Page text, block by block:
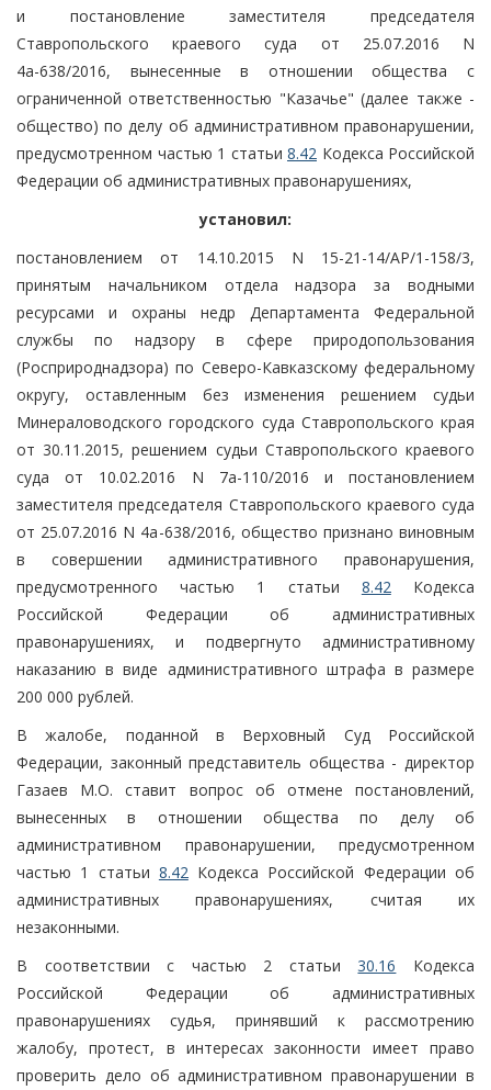
и постановление заместителя председателя
Ставропольского краевого суда от 25.07.2016 N
4а-638/2016, вынесенные в отношении общества с
ограниченной ответственностью "Казачье" (далее также -
общество) по делу об административном правонарушении,
предусмотренном частью 1 статьи 8.42 Кодекса Российской
Федерации об административных правонарушениях,
установил:
постановлением от 14.10.2015 N 15-21-14/АР/1-158/3,
принятым начальником отдела надзора за водными
ресурсами и охраны недр Департамента Федеральной
службы по надзору в сфере природопользования
(Росприроднадзора) по Северо-Кавказскому федеральному
округу, оставленным без изменения решением судьи
Минераловодского городского суда Ставропольского края
от 30.11.2015, решением судьи Ставропольского краевого
суда от 10.02.2016 N 7а-110/2016 и постановлением
заместителя председателя Ставропольского краевого суда
от 25.07.2016 N 4а-638/2016, общество признано виновным
в совершении административного правонарушения,
предусмотренного частью 1 статьи 8.42 Кодекса
Российской Федерации об административных
правонарушениях, и подвергнуто административному
наказанию в виде административного штрафа в размере
200 000 рублей.
В жалобе, поданной в Верховный Суд Российской
Федерации, законный представитель общества - директор
Газаев М.О. ставит вопрос об отмене постановлений,
вынесенных в отношении общества по делу об
административном правонарушении, предусмотренном
частью 1 статьи 8.42 Кодекса Российской Федерации об
административных правонарушениях, считая их
незаконными.
В соответствии с частью 2 статьи30.16 Кодекса
Российской Федерации об административных
правонарушениях судья, принявший к рассмотрению
жалобу, протест, в интересах законности имеет право
проверить дело об административном правонарушении в